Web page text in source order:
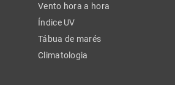
Vento hora a hora
Índice UV
Tábua de marés
Climatologia